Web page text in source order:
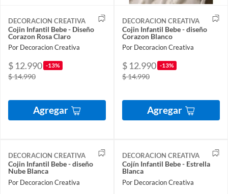
DECORACION CREATIVA
Cojin Infantil Bebe - Diseño
Corazon Rosa Claro
Por Decoracion Creativa
$ 12.990 -13%
$ 14.990
Agregar
DECORACION CREATIVA
Cojin Infantil Bebe - diseño
Corazon Blanco
Por Decoracion Creativa
$ 12.990 -13%
$ 14.990
Agregar
DECORACION CREATIVA
Cojin Infantil Bebe - diseño
Nube Blanca
Por Decoracion Creativa
DECORACION CREATIVA
Cojín Infantil Bebe - Estrella
Blanca
Por Decoracion Creativa